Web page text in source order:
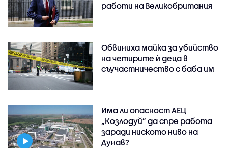
работи на Великобритания
Обвиниха майка за убийство
на четирите ѝ деца в
съучастничество с баба им
Има ли опасност АЕЦ
„Козлодуй” да спре работа
заради ниското ниво на
Дунав?